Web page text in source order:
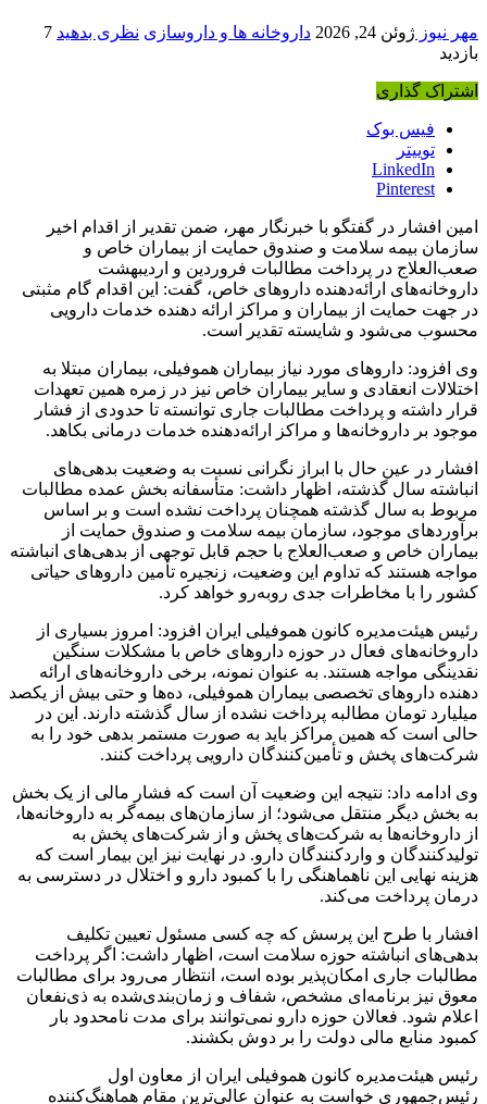
مهر نیوز ژوئن 24, 2026 داروخانه ها و داروسازی نظری بدهید 7
بازدید
اشتراک گذاری
فیس بوک
توییتر
LinkedIn
Pinterest
امین افشار در گفتگو با خبرنگار مهر، ضمن تقدیر از اقدام اخیر
سازمان بیمه سلامت و صندوق حمایت از بیماران خاص و
صعب‌العلاج در پرداخت مطالبات فروردین و اردیبهشت‌
داروخانه‌های ارائه‌دهنده داروهای خاص، گفت: این اقدام گام مثبتی
در جهت حمایت از بیماران و مراکز ارائه‌ دهنده خدمات دارویی
محسوب می‌شود و شایسته تقدیر است.
وی افزود: داروهای مورد نیاز بیماران هموفیلی، بیماران مبتلا به
اختلالات انعقادی و سایر بیماران خاص نیز در زمره همین تعهدات
قرار داشته و پرداخت مطالبات جاری توانسته تا حدودی از فشار
موجود بر داروخانه‌ها و مراکز ارائه‌دهنده خدمات درمانی بکاهد.
افشار در عین حال با ابراز نگرانی نسبت به وضعیت بدهی‌های
انباشته سال گذشته، اظهار داشت: متأسفانه بخش عمده مطالبات
مربوط به سال گذشته همچنان پرداخت نشده است و بر اساس
برآوردهای موجود، سازمان بیمه سلامت و صندوق حمایت از
بیماران خاص و صعب‌العلاج با حجم قابل توجهی از بدهی‌های انباشته
مواجه هستند که تداوم این وضعیت، زنجیره تأمین داروهای حیاتی
کشور را با مخاطرات جدی روبه‌رو خواهد کرد.
رئیس هیئت‌مدیره کانون هموفیلی ایران افزود: امروز بسیاری از
داروخانه‌های فعال در حوزه داروهای خاص با مشکلات سنگین
نقدینگی مواجه هستند. به عنوان نمونه، برخی داروخانه‌های ارائه‌
دهنده داروهای تخصصی بیماران هموفیلی، ده‌ها و حتی بیش از یکصد
میلیارد تومان مطالبه پرداخت‌ نشده از سال گذشته دارند. این در
حالی است که همین مراکز باید به صورت مستمر بدهی خود را به
شرکت‌های پخش و تأمین‌کنندگان دارویی پرداخت کنند.
وی ادامه داد: نتیجه این وضعیت آن است که فشار مالی از یک بخش
به بخش دیگر منتقل می‌شود؛ از سازمان‌های بیمه‌گر به داروخانه‌ها،
از داروخانه‌ها به شرکت‌های پخش و از شرکت‌های پخش به
تولیدکنندگان و واردکنندگان دارو. در نهایت نیز این بیمار است که
هزینه نهایی این ناهماهنگی را با کمبود دارو و اختلال در دسترسی به
درمان پرداخت می‌کند.
افشار با طرح این پرسش که چه کسی مسئول تعیین تکلیف
بدهی‌های انباشته حوزه سلامت است، اظهار داشت: اگر پرداخت
مطالبات جاری امکان‌پذیر بوده است، انتظار می‌رود برای مطالبات
معوق نیز برنامه‌ای مشخص، شفاف و زمان‌بندی‌شده به ذی‌نفعان
اعلام شود. فعالان حوزه دارو نمی‌توانند برای مدت نامحدود بار
کمبود منابع مالی دولت را بر دوش بکشند.
رئیس هیئت‌مدیره کانون هموفیلی ایران از معاون اول
رئیس‌جمهوری خواست به عنوان عالی‌ترین مقام هماهنگ‌کننده